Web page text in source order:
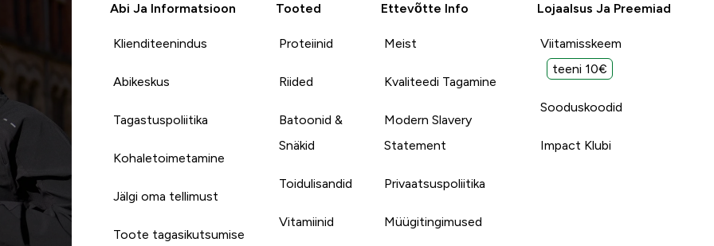
Abi Ja Informatsioon
Klienditeenindus
Abikeskus
Tagastuspoliitika
Kohaletoimetamine
Jälgi oma tellimust
Toote tagasikutsumise
Tooted
Proteiinid
Riided
Batoonid &
Snäkid
Toidulisandid
Vitamiinid
Ettevõtte Info
Meist
Kvaliteedi Tagamine
Modern Slavery
Statement
Privaatsuspoliitika
Müügitingimused
Lojaalsus Ja Preemiad
Viitamisskeem
teeni 10€
Sooduskoodid
Impact Klubi